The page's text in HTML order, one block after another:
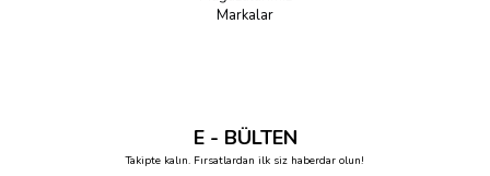
Markalar
E - BÜLTEN
Takipte kalın. Fırsatlardan ilk siz haberdar olun!